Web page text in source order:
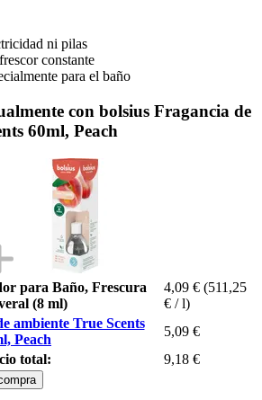
ni pilas
constante
para el baño
con bolsius Fragancia de
60ml, Peach
para Baño, Frescura
(8 ml)
4,09 € (511,25
€ / l)
ambiente True Scents
Peach
5,09 €
total:
9,18 €